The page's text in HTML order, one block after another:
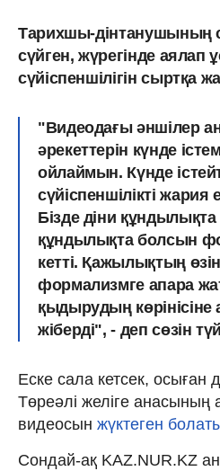
Тарихшы-дінтанушының
сүйген, жүрегінде аялап
сүйіспеншілігін сыртқа
"Видеодағы әншілер
әрекеттерін күнде
ойлаймын. Күнде
сүйіспеншілікті жария
Бізде діни
құндылықта болсын
кетті. Қажылықтың өзін
формализмге апара
қыдырудың
жіберді", - деп сөзін
Еске сала кетсек, осыған
Төреәлі желіге анасының
видеосын жүктеген
Сондай-ақ KAZ.NUR.KZ